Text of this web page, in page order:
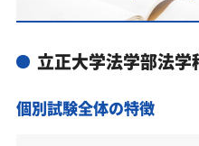
カリキュラムや料金
い
立正大学法学部の総
立正大学法学部法
個別試験全体の特徴